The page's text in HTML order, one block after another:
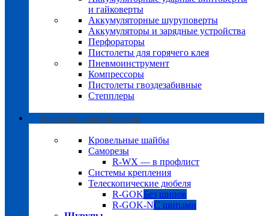
и гайковерты
Аккумуляторные шуруповерты
Аккумуляторы и зарядные устройства
Перфораторы
Пистолеты для горячего клея
Пневмоинструмент
Компрессоры
Пистолеты гвоздезабивные
Степплеры
Крепление плоской кровли
Кровельные шайбы
Саморезы
R-WX — в профлист
Системы крепления
Телескопические дюбеля
R-GOKБез шипов
R-GOK-NС шипами